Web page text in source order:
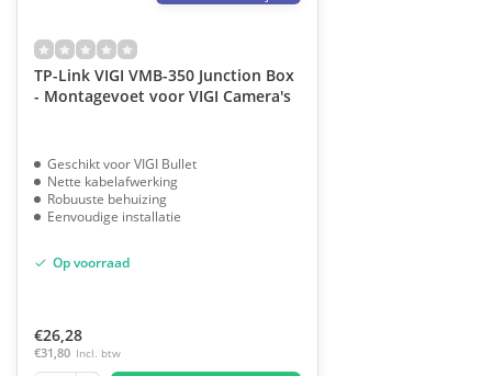
TP-Link VIGI VMB-350 Junction Box
- Montagevoet voor VIGI Camera's
Geschikt voor VIGI Bullet
Nette kabelafwerking
Robuuste behuizing
Eenvoudige installatie
Op voorraad
€26,28
€31,80 Incl. btw